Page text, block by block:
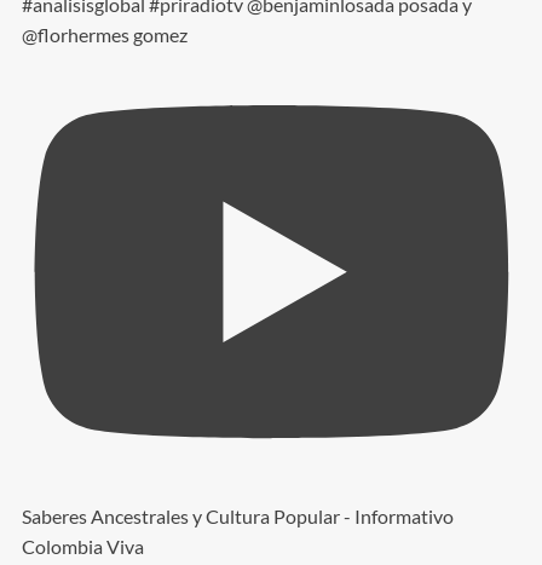
@florhermes gomez
Saberes Ancestrales y Cultura Popular - Informativo
Colombia Viva